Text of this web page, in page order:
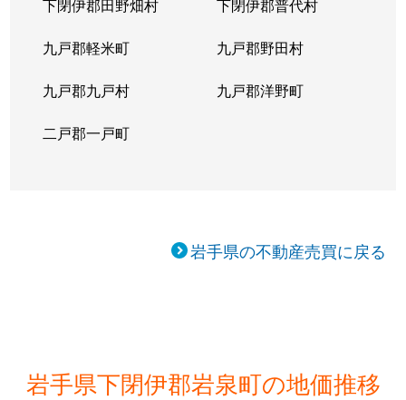
下閉伊郡田野畑村 下閉伊郡普代村
九戸郡軽米町 九戸郡野田村
九戸郡九戸村 九戸郡洋野町
二戸郡一戸町
岩手県の不動産売買に戻る
岩手県下閉伊郡岩泉町の地価推移